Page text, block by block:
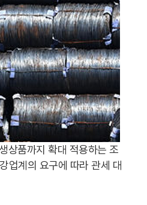
상품까지 확대 적용하는 조
업계의 요구에 따라 관세 대